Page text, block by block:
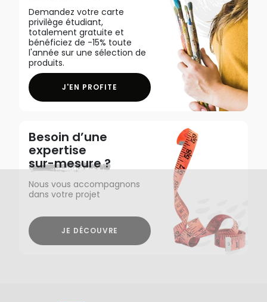
Demandez votre carte
privilège étudiant,
totalement gratuite et
bénéficiez de -15% toute
l'année sur une sélection de
produits.
J'EN PROFITE
Besoin d’une
expertise
sur-mesure ?
Nous vous accompagnons
dans votre projet
JE DÉCOUVRE